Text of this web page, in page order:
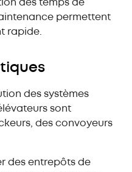
des temps de
permettent
rapide.
des systèmes
sont
des convoyeurs
des entrepôts de